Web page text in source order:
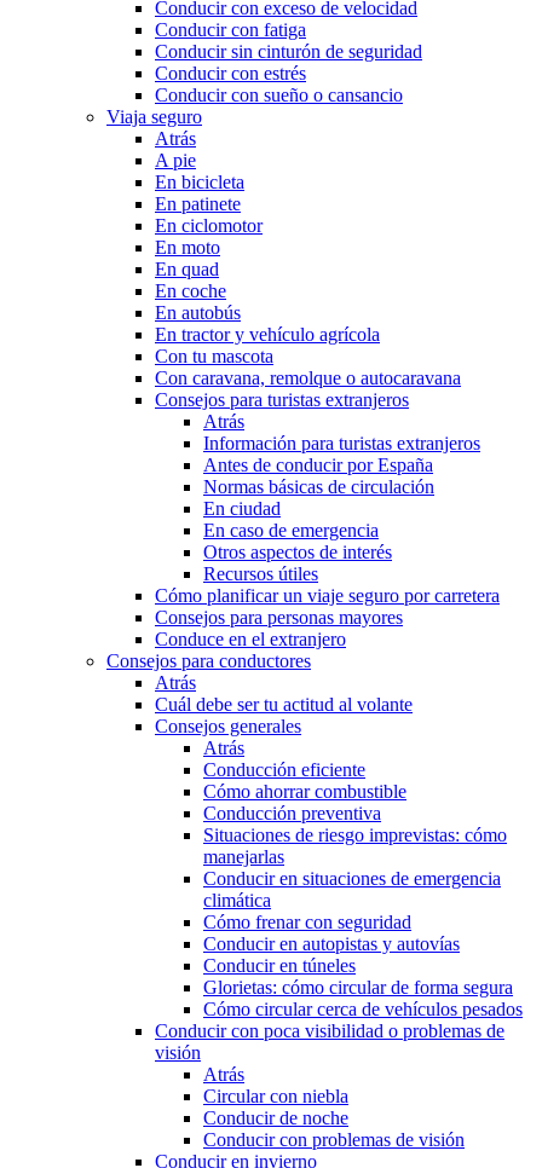
Conducir con exceso de velocidad
Conducir con fatiga
Conducir sin cinturón de seguridad
Conducir con estrés
Conducir con sueño o cansancio
Viaja seguro
Atrás
A pie
En bicicleta
En patinete
En ciclomotor
En moto
En quad
En coche
En autobús
En tractor y vehículo agrícola
Con tu mascota
Con caravana, remolque o autocaravana
Consejos para turistas extranjeros
Atrás
Información para turistas extranjeros
Antes de conducir por España
Normas básicas de circulación
En ciudad
En caso de emergencia
Otros aspectos de interés
Recursos útiles
Cómo planificar un viaje seguro por carretera
Consejos para personas mayores
Conduce en el extranjero
Consejos para conductores
Atrás
Cuál debe ser tu actitud al volante
Consejos generales
Atrás
Conducción eficiente
Cómo ahorrar combustible
Conducción preventiva
Situaciones de riesgo imprevistas: cómo
manejarlas
Conducir en situaciones de emergencia
climática
Cómo frenar con seguridad
Conducir en autopistas y autovías
Conducir en túneles
Glorietas: cómo circular de forma segura
Cómo circular cerca de vehículos pesados
Conducir con poca visibilidad o problemas de
visión
Atrás
Circular con niebla
Conducir de noche
Conducir con problemas de visión
Conducir en invierno